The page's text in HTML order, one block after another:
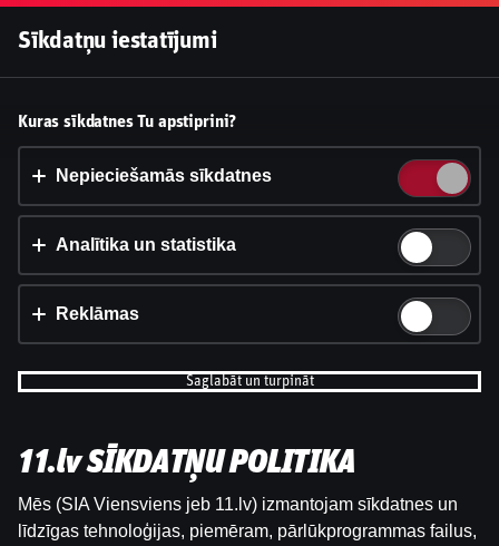
Vai pieņemt sīkdatnes?
Šī vietne izmanto 3 dažādu veidu sīkdatnes: obligāti
nepieciešamās, analītikas un statistikas, reklāmas.
Iestatījumi un informācija
Sīkdatņu iestatījumi
Kuras sīkdatnes Tu apstiprini?
Nepieciešamās sīkdatnes
Analītika un statistika
Reklāmas
Saglabāt un turpināt
11.lv SĪKDATŅU POLITIKA
Mēs (SIA Viensviens jeb 11.lv) izmantojam sīkdatnes un
līdzīgas tehnoloģijas, piemēram, pārlūkprogrammas failus,